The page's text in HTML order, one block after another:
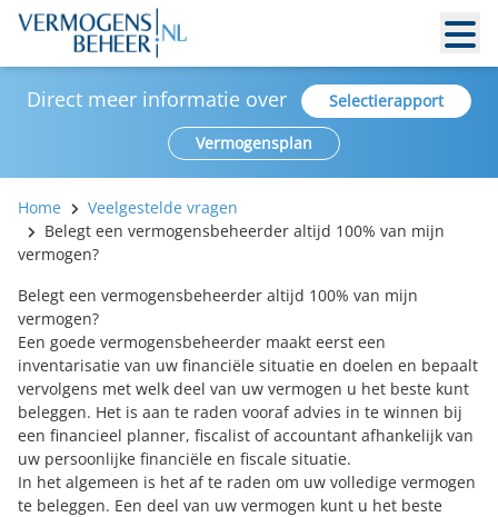
Direct meer informatie over
Selectierapport
Vermogensplan
Home
Veelgestelde vragen
Belegt een vermogensbeheerder altijd 100% van mijn
vermogen?
Belegt een vermogensbeheerder altijd 100% van mijn
vermogen?
Een goede vermogensbeheerder maakt eerst een
inventarisatie van uw financiële situatie en doelen en bepaalt
vervolgens met welk deel van uw vermogen u het beste kunt
beleggen. Het is aan te raden vooraf advies in te winnen bij
een financieel planner, fiscalist of accountant afhankelijk van
uw persoonlijke financiële en fiscale situatie.
In het algemeen is het af te raden om uw volledige vermogen
te beleggen. Een deel van uw vermogen kunt u het beste